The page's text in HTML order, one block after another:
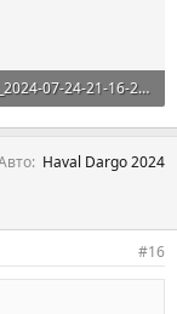
Screenshot_2024-07-24-21-16-25-178_com.android.chrome.webp
183
Haval Dargo 2024
#16